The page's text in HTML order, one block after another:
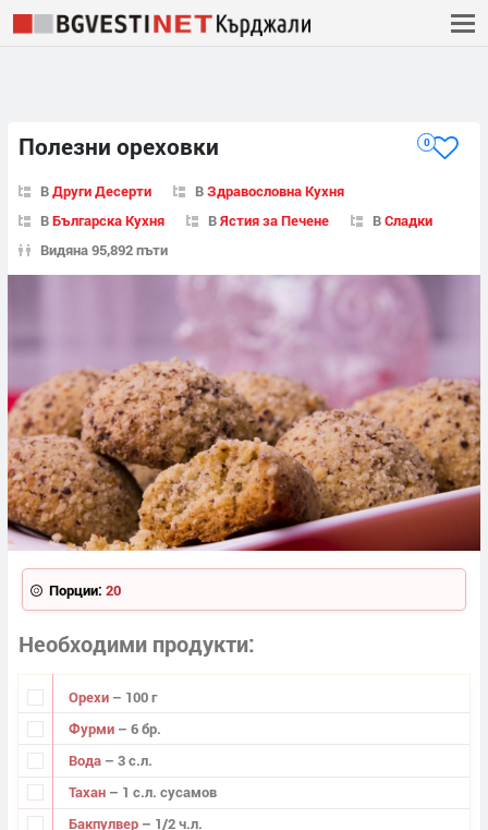
Полезни ореховки 0
ВДруги Десерти ВЗдравословна Кухня
ВБългарска Кухня ВЯстия за Печене ВСладки
Видяна 95,892 пъти
Порции: 20
Необходими продукти
Орехи – 100 г
Фурми – 6 бр.
Вода – 3 с.л.
Тахан – 1 с.л. сусамов
Бакпулвер – 1/2 ч.л.